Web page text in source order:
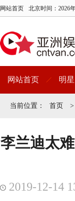
网站首页 北京时间： 2026
网站首页 明星
当前位置： 首页 >
李兰迪太
2019-12-14